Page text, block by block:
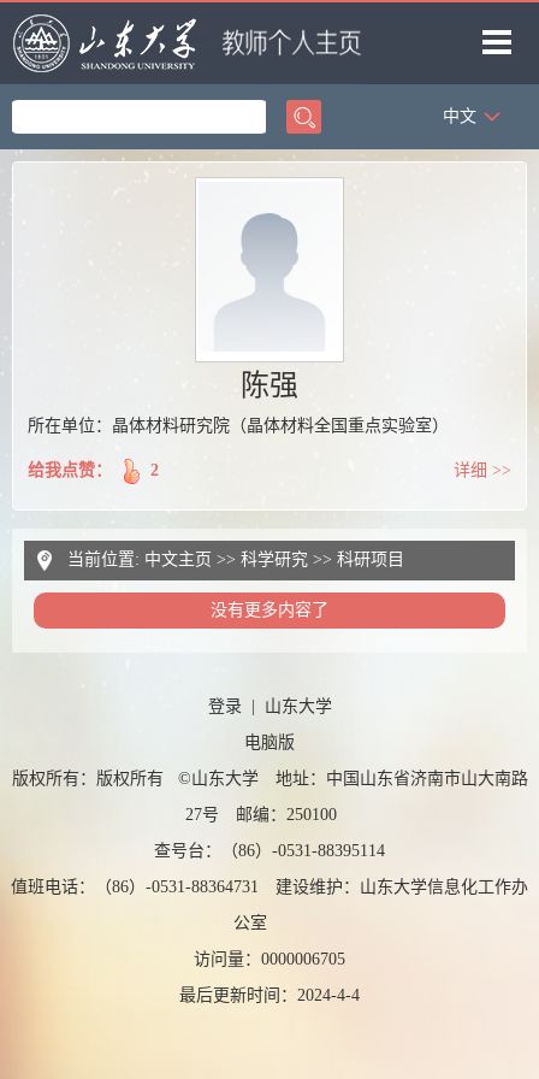
首页
我的相册
教师博客
中文
陈强
所在单位：晶体材料研究院（晶体材料全国重点实验室）
给我点赞： 2 详细 >>
当前位置: 中文主页 >> 科学研究 >> 科研项目
没有更多内容了
登录| 山东大学
电脑版
版权所有：版权所有 ©山东大学 地址：中国山东省济南市山大南路
27号 邮编：250100
查号台：（86）-0531-88395114
值班电话：（86）-0531-88364731 建设维护：山东大学信息化工作办
公室
访问量： 0000006705
最后更新时间： 2024-4-4